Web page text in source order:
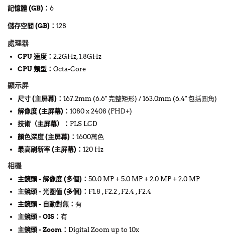
記憶體 (GB)： 6
儲存空間 (GB)： 128
處理器
CPU 速度 ： 2.2GHz, 1.8GHz
CPU 類型 ： Octa-Core
顯示屏
尺寸 (主屏幕) ： 167.2mm (6.6" 完整矩形) / 163.0mm (6.4" 包括圓角)
解像度 (主屏幕) ： 1080 x 2408 (FHD+)
技術（主屏幕）
： PLS LCD
顏色深度 (主屏幕) ： 1600萬色
最高刷新率 (主屏幕) ： 120 Hz
相機
主鏡頭 - 解像度 (多個) ： 50.0 MP + 5.0 MP + 2.0 MP + 2.0 MP
主鏡頭 - 光圈值 (多個) ： F1.8 , F2.2 , F2.4 , F2.4
主鏡頭 - 自動對焦 ： 有
主鏡頭 - OIS ： 有
主鏡頭 - Zoom ： Digital Zoom up to 10x